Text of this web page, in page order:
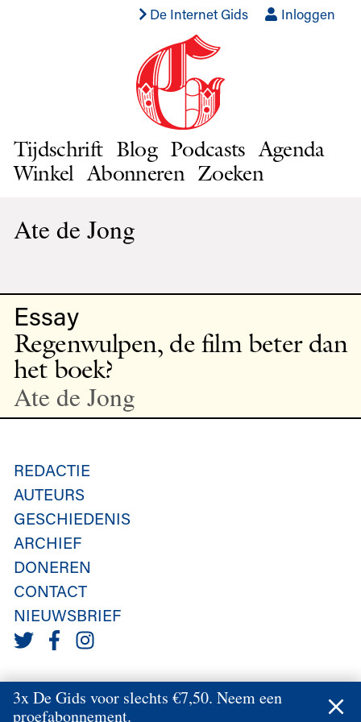
De Internet Gids Inloggen
Tijdschrift Blog Podcasts Agenda
Winkel Abonneren Zoeken
Ate de Jong
Essay
Regenwulpen, de film beter dan
het boek?
Ate de Jong
REDACTIE
AUTEURS
GESCHIEDENIS
ARCHIEF
DONEREN
CONTACT
NIEUWSBRIEF
3x De Gids voor slechts €7,50. Neem een
proefabonnement.